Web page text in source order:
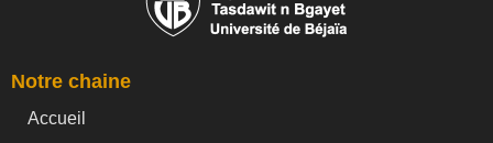
Notre chaine
Accueil